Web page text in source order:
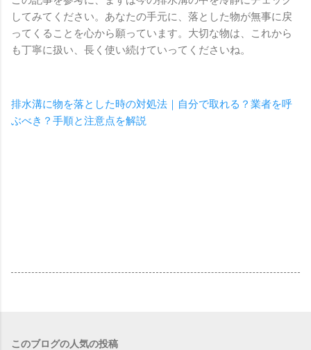
してみてください。あなたの手元に、落とした物が無事に戻
ってくることを心から願っています。大切な物は、これから
も丁寧に扱い、長く使い続けていってくださいね。
排水溝に物を落とした時の対処法｜自分で取れる？業者を呼
ぶべき？手順と注意点を解説
このブログの人気の投稿